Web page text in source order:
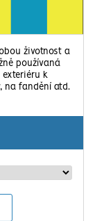
životnost a
používaná
exteriéru k
na fandění atd.